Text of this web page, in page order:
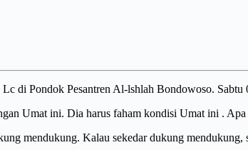
di Pondok Pesantren Al-lshlah Bondowoso. Sabtu
Umat ini. Dia harus faham kondisi Umat ini .
mendukung. Kalau sekedar dukung mendukung,